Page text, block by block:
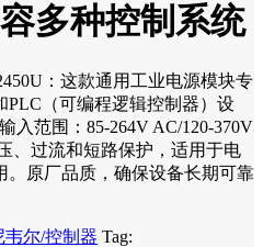
多种控制系统
：这款通用工业电源模块专
PLC（可编程逻辑控制器）设
入范围：85-264V AC/120-370V
、过流和短路保护，适用于电
。原厂品质，确保设备长期可靠
尔/控制器 Tag: